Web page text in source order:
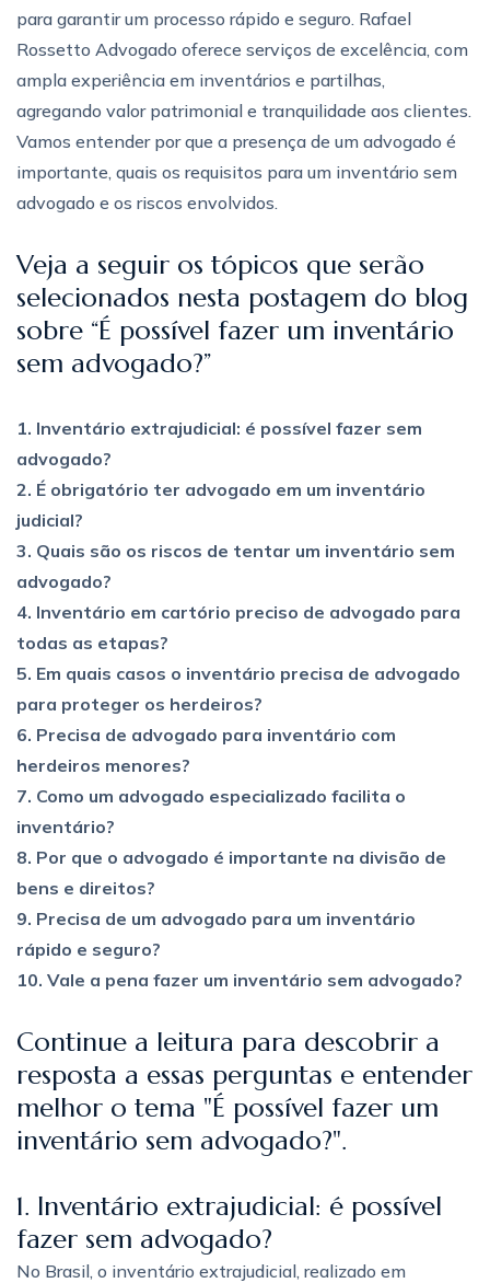
para garantir um processo rápido e seguro. Rafael
Rossetto Advogado oferece serviços de excelência, com
ampla experiência em inventários e partilhas,
agregando valor patrimonial e tranquilidade aos clientes.
Vamos entender por que a presença de um advogado é
importante, quais os requisitos para um inventário sem
advogado e os riscos envolvidos.
Veja a seguir os tópicos que serão
selecionados nesta postagem do blog
sobre “É possível fazer um inventário
sem advogado?”
1. Inventário extrajudicial: é possível fazer sem
advogado?
2. É obrigatório ter advogado em um inventário
judicial?
3. Quais são os riscos de tentar um inventário sem
advogado?
4. Inventário em cartório preciso de advogado para
todas as etapas?
5. Em quais casos o inventário precisa de advogado
para proteger os herdeiros?
6. Precisa de advogado para inventário com
herdeiros menores?
7. Como um advogado especializado facilita o
inventário?
8. Por que o advogado é importante na divisão de
bens e direitos?
9. Precisa de um advogado para um inventário
rápido e seguro?
10. Vale a pena fazer um inventário sem advogado?
Continue a leitura para descobrir a
resposta a essas perguntas e entender
melhor o tema "É possível fazer um
inventário sem advogado?".
1. Inventário extrajudicial: é possível
fazer sem advogado?
No Brasil, o inventário extrajudicial, realizado em